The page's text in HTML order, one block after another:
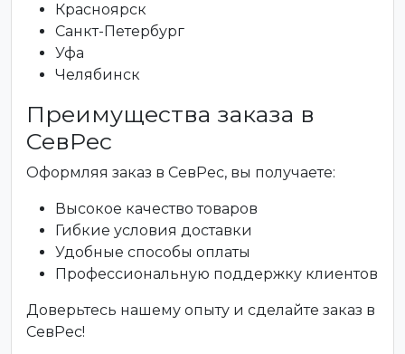
Красноярск
Санкт-Петербург
Уфа
Челябинск
Преимущества заказа в
СевРес
Оформляя заказ в СевРес, вы получаете:
Высокое качество товаров
Гибкие условия доставки
Удобные способы оплаты
Профессиональную поддержку клиентов
Доверьтесь нашему опыту и сделайте заказ в
СевРес!